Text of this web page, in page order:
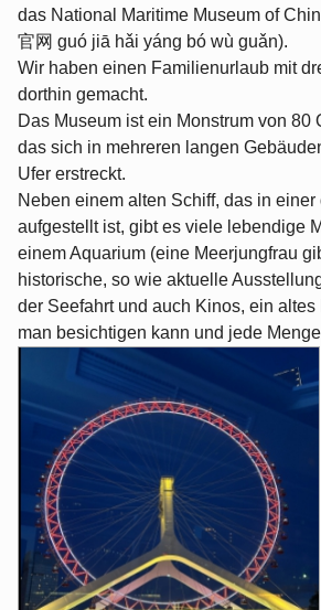
das National Maritime Museum of
官网 guó jiā hǎi yáng bó wù guǎn).
Wir haben einen Familienurlaub mit
dorthin gemacht.
Das Museum ist ein Monstrum von 80
das sich in mehreren langen
Ufer erstreckt.
Neben einem alten Schiff, das in
aufgestellt ist, gibt es viele lebendige
einem Aquarium (eine Meerjungfrau
historische, so wie aktuelle
der Seefahrt und auch Kinos, ein
man besichtigen kann und jede